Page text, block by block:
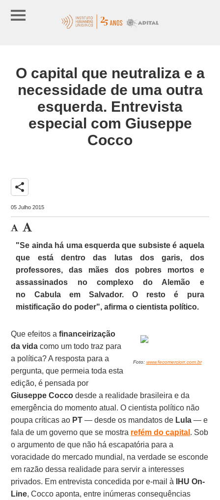
O capital que neutraliza e a
necessidade de uma outra
esquerda. Entrevista
especial com Giuseppe
Cocco
share
05 Julho 2015
"Se ainda há uma esquerda que subsisteé aquela
que está dentro das lutas dos garis, dos
professores, das mães dos pobres mortos e
assassinados no complexo do Alemão e
no Cabulaem Salvador. O resto é pura
mistificação do poder", afirma o cientista político.
Foto: www.fecomerciorr.com.br
Que efeitos afinanceirização
da vida como um todo traz para
a política? A resposta para a
pergunta, que permeia toda esta
edição, é pensada por
Giuseppe Cocco desde a realidade brasileira e da
emergência do momento atual. O cientista político não
poupa críticas ao PT — desde os mandatos de Lula — e
fala de um governo que se mostra refém do capital . Sob
o argumento de que não há escapatória para a
voracidade do mercado mundial, na verdade se esconde
em razão dessa realidade para servir a interesses
privados. Em entrevista concedida por e-mail à
IHU On-
Line, Cocco aponta, entre inúmeras consequências